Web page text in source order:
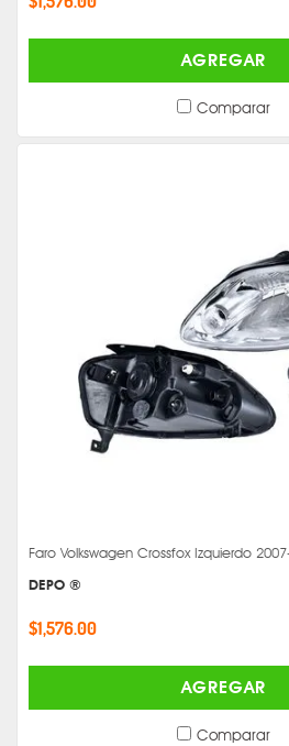
AGREGAR
Comparar
Faro Volkswagen Crossfox Izquierdo
DEPO ®
$1,576.00
AGREGAR
Comparar